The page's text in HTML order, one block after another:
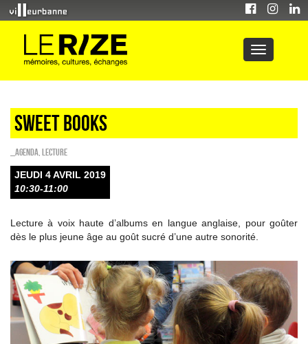
Sweet Books
_Agenda Lecture
JEUDI 4 AVRIL 2019
10:30-11:00
Lecture à voix haute d’albums en langue anglaise, pour goûter
dès le plus jeune âge au goût sucré d’une autre sonorité.